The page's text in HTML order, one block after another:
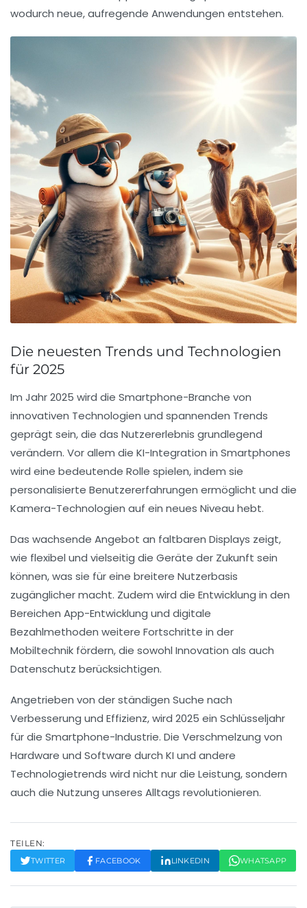
wodurch neue, aufregende Anwendungen entstehen.
Die neuesten Trends und Technologien
für 2025
Im Jahr 2025 wird die Smartphone-Branche von
innovativen Technologien und spannenden Trends
geprägt sein, die das Nutzererlebnis grundlegend
verändern. Vor allem die KI-Integration in Smartphones
wird eine bedeutende Rolle spielen, indem sie
personalisierte Benutzererfahrungen ermöglicht und die
Kamera-Technologien auf ein neues Niveau hebt.
Das wachsende Angebot an faltbaren Displays zeigt,
wie flexibel und vielseitig die Geräte der Zukunft sein
können, was sie für eine breitere Nutzerbasis
zugänglicher macht. Zudem wird die Entwicklung in den
Bereichen App-Entwicklung und digitale
Bezahlmethoden weitere Fortschritte in der
Mobiltechnik fördern, die sowohl Innovation als auch
Datenschutz berücksichtigen.
Angetrieben von der ständigen Suche nach
Verbesserung und Effizienz, wird 2025 ein Schlüsseljahr
für die Smartphone-Industrie. Die Verschmelzung von
Hardware und Software durch KI und andere
Technologietrends wird nicht nur die Leistung, sondern
auch die Nutzung unseres Alltags revolutionieren.
TEILEN:
TWITTER FACEBOOK LINKEDIN WHATSAPP